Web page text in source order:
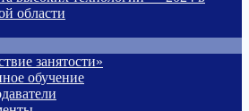
области
занятости»
обучение